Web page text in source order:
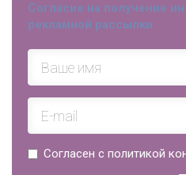
Согласие на получение
рекламной рассылки
Согласен с политикой